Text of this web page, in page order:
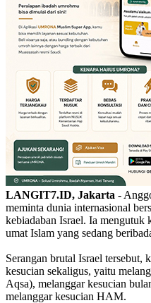
LANGIT7.ID, Jakarta -
meminta dunia internasional
kebiadaban Israel. Ia mengutuk
umat Islam yang sedang
Serangan brutal Israel tersebut,
kesucian sekaligus, yaitu
Aqsa), melanggar kesucian
melanggar kesucian HAM.